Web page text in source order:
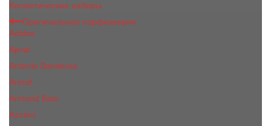
Косметические наборы
Оригинальная парфюмерия
Adidas
Ajmal
Antonio Banderas
Armaf
Armand Basi
Azzaro